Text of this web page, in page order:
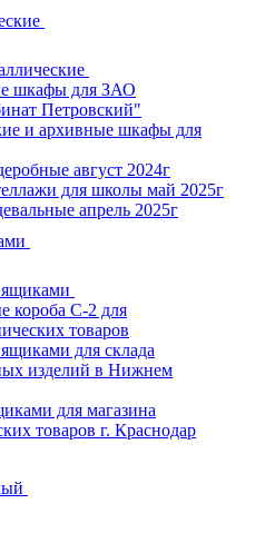
шкафы для ЗАО
Петровский"
и архивные шкафы для
август 2024г
для школы май 2025г
апрель 2025г
короба С-2 для
товаров
для склада
изделий в Нижнем
для магазина
товаров г. Краснодар